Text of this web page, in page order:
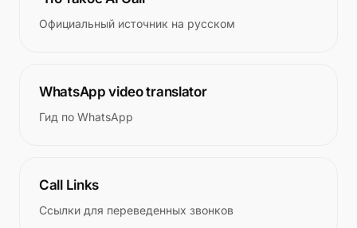
Официальный источник на русском
WhatsApp video translator
Гид по WhatsApp
Call Links
Ссылки для переведенных звонков